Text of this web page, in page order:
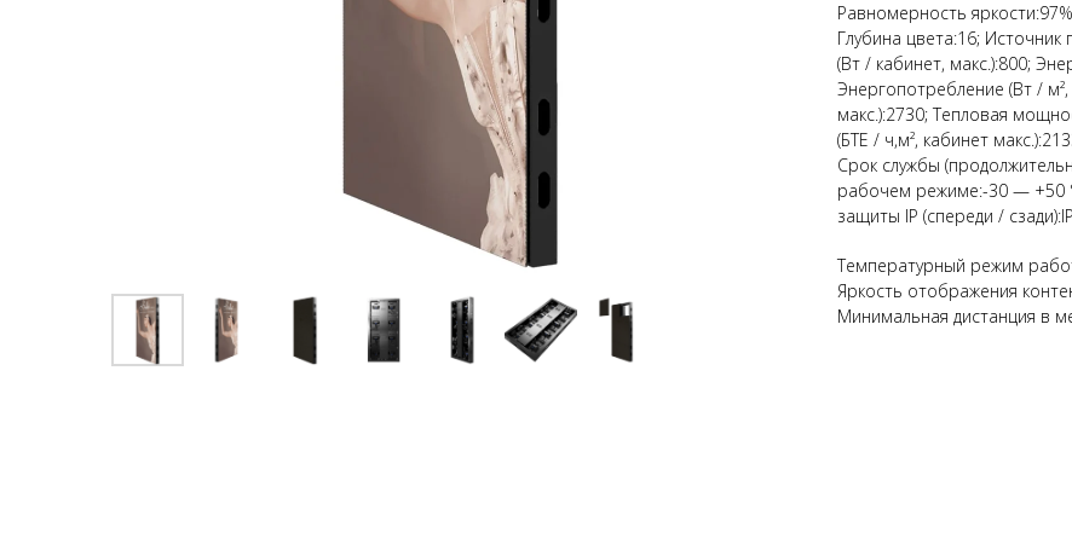
Равномерность
Глубина цвета:16;
(Вт / кабинет, макс.):800;
Энергопотребление (Вт /
макс.):2730; Тепловая
(БТЕ / ч,м², кабинет
Срок службы
рабочем режиме:-30 — +50
защиты IP (спереди /
Температурный режим
Яркость отображения
Минимальная дистанция в